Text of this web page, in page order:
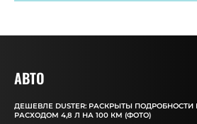
АВТО
ДЕШЕВЛЕ DUSTER: РАСКРЫТЫ ПОДРОБНОСТИ
РАСХОДОМ 4,8 Л НА 100 КМ (ФОТО)